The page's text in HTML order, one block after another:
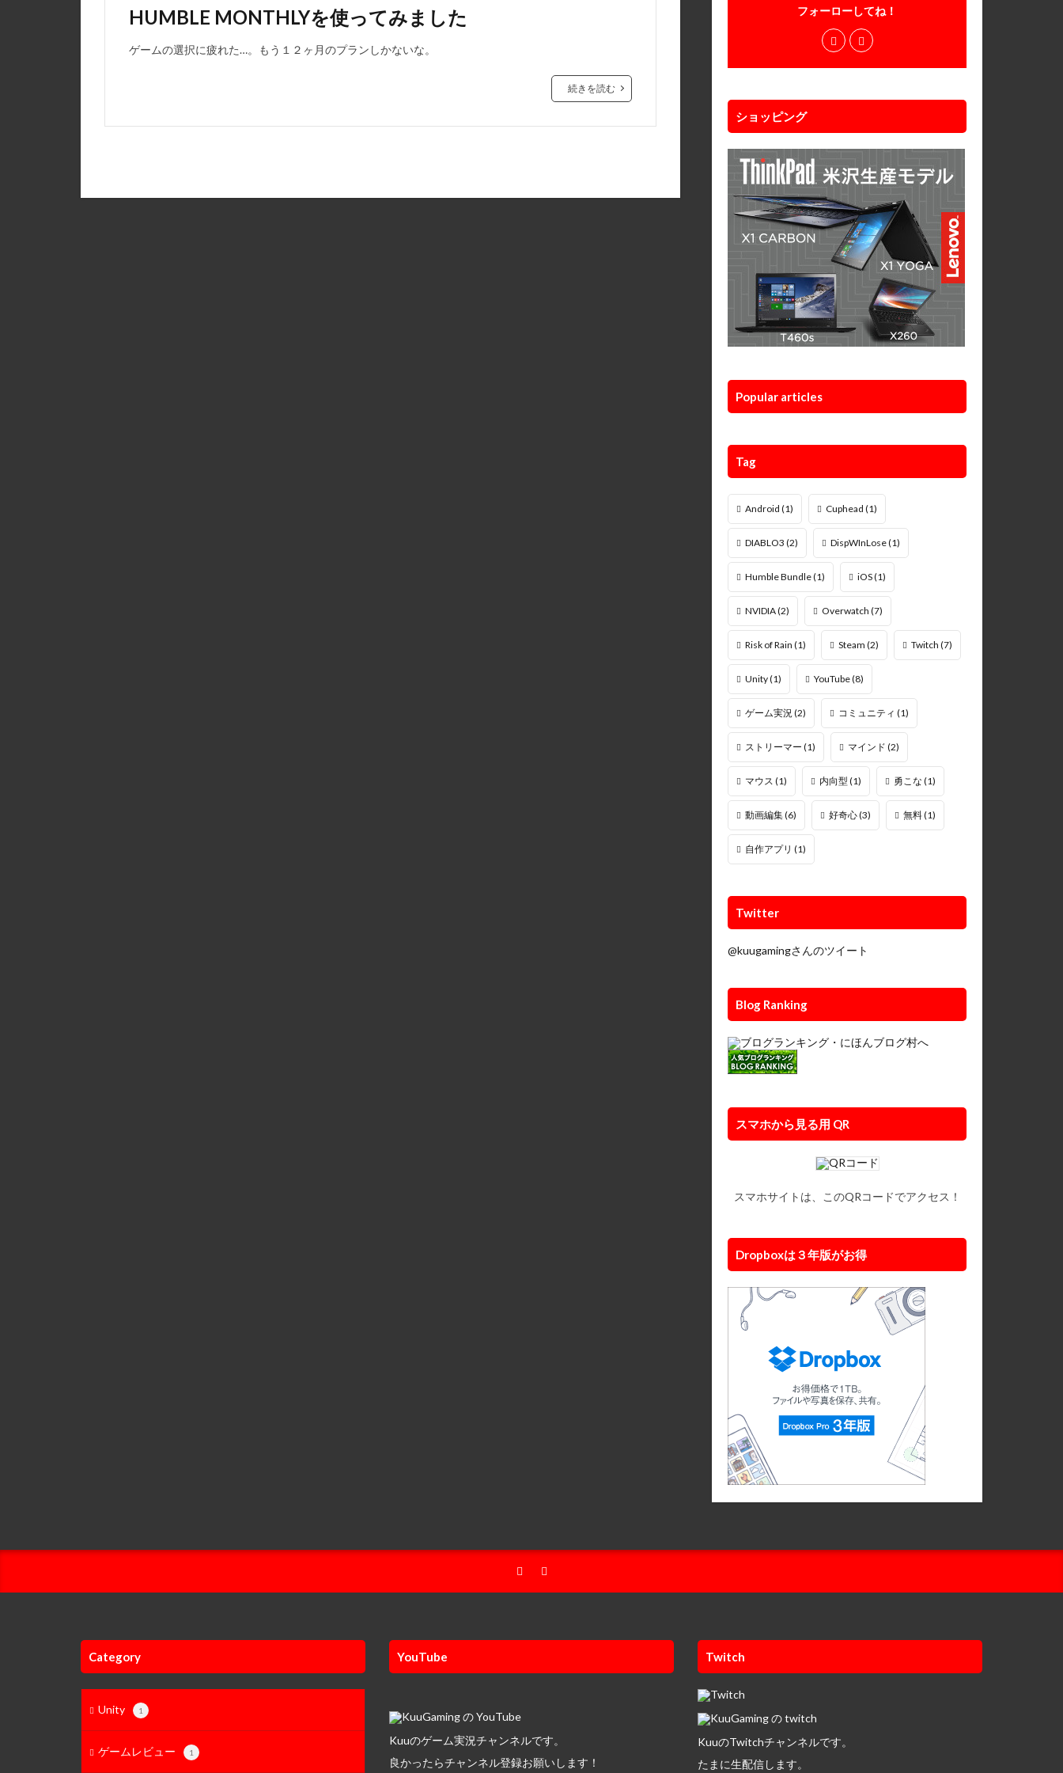
HUMBLE MONTHLYを使ってみました
ゲームの選択に疲れた…。もう１２ヶ月のプランしかないな。
続きを読む
フォーローしてね！
ショッピング
Popular articles
Tag
Android (1) Cuphead (1)
DIABLO3 (2) DispWInLose(1)
Humble Bundle(1) iOS(1)
NVIDIA(2) Overwatch (7)
Risk of Rain (1) Steam (2) Twitch (7)
Unity(1) YouTube(8)
ゲーム実況(2) コミュニティ (1)
ストリーマー (1) マインド (2)
マウス (1) 内向型 (1) 勇こな (1)
動画編集(6) 好奇心(3) 無料(1)
自作アプリ (1)
Twitter
@kuugamingさんのツイート
Blog Ranking
スマホから見る用 QR
スマホサイトは、このQRコードでアクセス！
Dropboxは３年版がお得
Category
Unity 1
ゲームレビュー 1
YouTube
Kuuのゲーム実況チャンネルです。
良かったらチャンネル登録お願いします！
Twitch
KuuのTwitchチャンネルです。
たまに生配信します。